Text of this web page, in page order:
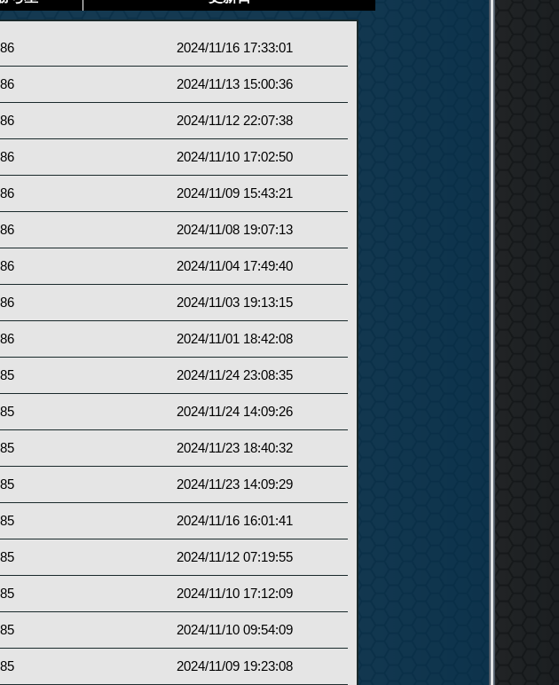
86 2024/11/16 17:33:01
86 2024/11/13 15:00:36
86 2024/11/12 22:07:38
86 2024/11/10 17:02:50
86 2024/11/09 15:43:21
86 2024/11/08 19:07:13
86 2024/11/04 17:49:40
86 2024/11/03 19:13:15
86 2024/11/01 18:42:08
85 2024/11/24 23:08:35
85 2024/11/24 14:09:26
85 2024/11/23 18:40:32
85 2024/11/23 14:09:29
85 2024/11/16 16:01:41
85 2024/11/12 07:19:55
85 2024/11/10 17:12:09
85 2024/11/10 09:54:09
85 2024/11/09 19:23:08